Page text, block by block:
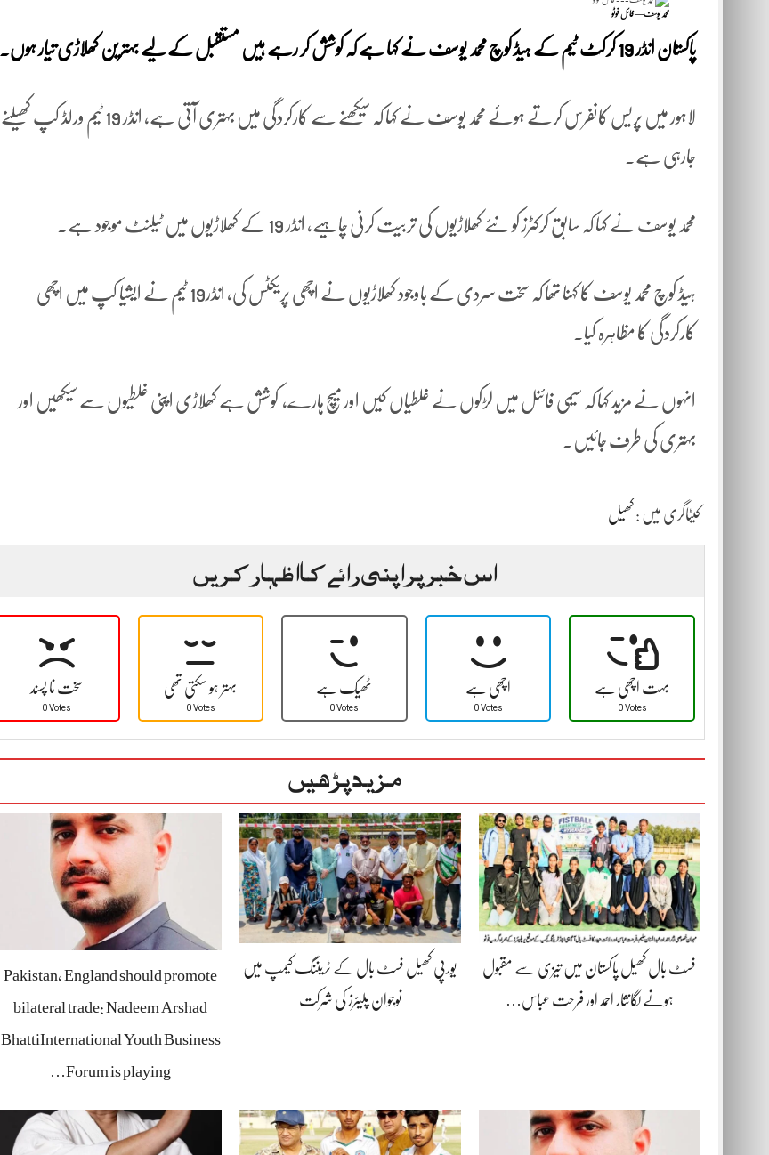
محمد یوسف— فائل فوٹو
پاکستان انڈر 19 کرکٹ ٹیم کے ہیڈ کوچ محمد یوسف نے کہا ہے کہ کوشش کر رہے ہیں مستقبل کے لیے بہترین کھلاڑی تیار ہوں۔
لاہور میں پریس کانفرس کرتے ہوئے محمد یوسف نے کہا کہ سیکھنے سے کارکردگی میں بہتری آتی ہے، انڈر 19 ٹیم ورلڈ کپ کھیلنے
جارہی ہے۔
محمد یوسف نے کہا کہ سابق کرکٹرز کو نئے کھلاڑیوں کی تربیت کرنی چاہیے، انڈر 19 کے کھلاڑیوں میں ٹیلنٹ موجود ہے۔
ہیڈ کوچ محمد یوسف کا کہنا تھا کہ سخت سردی کے باوجود کھلاڑیوں نے اچھی پریکٹس کی، انڈر19 ٹیم نے ایشیا کپ میں اچھی
کارکردگی کا مظاہرہ کیا۔
انہوں نے مزید کہا کہ سیمی فائنل میں لڑکوں نے غلطیاں کیں اور میچ ہارے، کوشش ہے کھلاڑی اپنی غلطیوں سے سیکھیں اور
بہتری کی طرف جائیں۔
کیٹاگری میں : کھیل
اس خبر پر اپنی رائے کا اظہار کریں
سخت نا پسند
0 Votes
بہتر ہو سکتی تھی
0 Votes
ٹھیک ہے
0 Votes
اچھی ہے
0 Votes
بہت اچھی ہے
0 Votes
مزید پڑھیں
فسٹ بال کھیل پاکستان میں تیزی سے مقبول
ہونے لگانثار احمد اور فرحت عباس…
یورپی کھیل فسٹ بال کے ٹریننگ کیمپ میں
نوجوان پلیئرز کی شرکت
Pakistan, England should promote
bilateral trade: Nadeem Arshad
BhattiInternational Youth Business
Forum is playing…